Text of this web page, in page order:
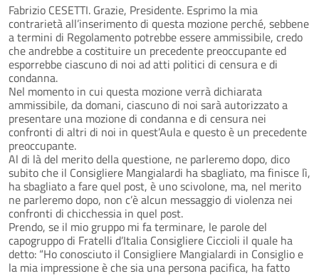
Fabrizio CESETTI. Grazie, Presidente. Esprimo la mia
contrarietà all’inserimento di questa mozione perché, sebbene
a termini di Regolamento potrebbe essere ammissibile, credo
che andrebbe a costituire un precedente preoccupante ed
esporrebbe ciascuno di noi ad atti politici di censura e di
condanna.
Nel momento in cui questa mozione verrà dichiarata
ammissibile, da domani, ciascuno di noi sarà autorizzato a
presentare una mozione di condanna e di censura nei
confronti di altri di noi in quest’Aula e questo è un precedente
preoccupante.
Al di là del merito della questione, ne parleremo dopo, dico
subito che il Consigliere Mangialardi ha sbagliato, ma finisce lì,
ha sbagliato a fare quel post, è uno scivolone, ma, nel merito
ne parleremo dopo, non c’è alcun messaggio di violenza nei
confronti di chicchessia in quel post.
Prendo, se il mio gruppo mi fa terminare, le parole del
capogruppo di Fratelli d’Italia Consigliere Ciccioli il quale ha
detto: “Ho conosciuto il Consigliere Mangialardi in Consiglio e
la mia impressione è che sia una persona pacifica, ha fatto